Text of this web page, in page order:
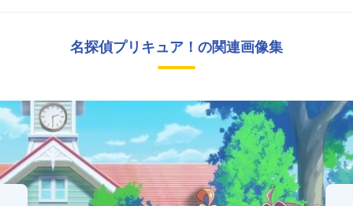
名探偵プリキュア！の関連画像集